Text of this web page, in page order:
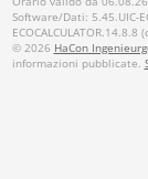
Software/Dati: 5.45.UIC-
© 2026 HaCon
informazioni pubblicate.